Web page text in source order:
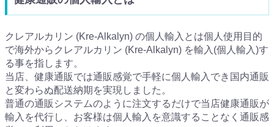
クレアルカリン (Kre-Alkalyn) の個人輸入とは個人使用目的
で海外からクレアルカリン (Kre-Alkalyn) を輸入(個人輸入)す
る事を指します。
当店、健康通販では通販感覚で手軽に個人輸入でき国内通販
と変わらぬ配送納期を実現しました。
普通の通販システムのように注文するだけで当店健康通販が
輸入を代行し、お客様は個人輸入を意識することなく通販感